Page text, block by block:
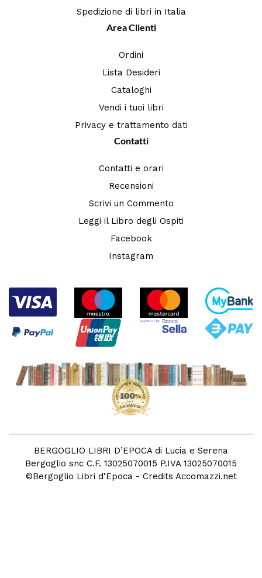
Spedizione di libri in Italia
Area Clienti
Ordini
Lista Desideri
Cataloghi
Vendi i tuoi libri
Privacy e trattamento dati
Contatti
Contatti e orari
Recensioni
Scrivi un Commento
Leggi il Libro degli Ospiti
Facebook
Instagram
BERGOGLIO LIBRI D’EPOCA di Lucia e Serena
Bergoglio snc C.F. 13025070015 P.IVA 13025070015
©Bergoglio Libri d'Epoca - Credits Accomazzi.net